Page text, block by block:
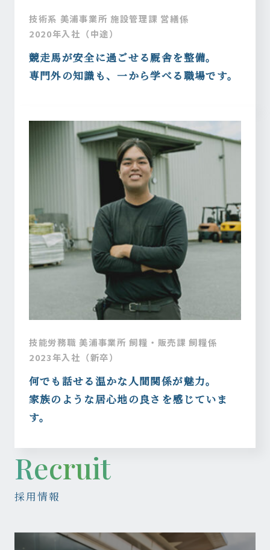
技術系 美浦事業所 施設管理課 営繕係
2020年入社（中途）
競走馬が安全に過ごせる厩舎を整備。
専門外の知識も、一から学べる職場です。
技能労務職 美浦事業所 飼糧・販売課 飼糧係
2023年入社（新卒）
何でも話せる温かな人間関係が魅力。
家族のような居心地の良さを感じていま
す。
Recruit
採用情報